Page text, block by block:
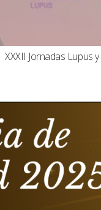
XXXII Jornadas Lupus